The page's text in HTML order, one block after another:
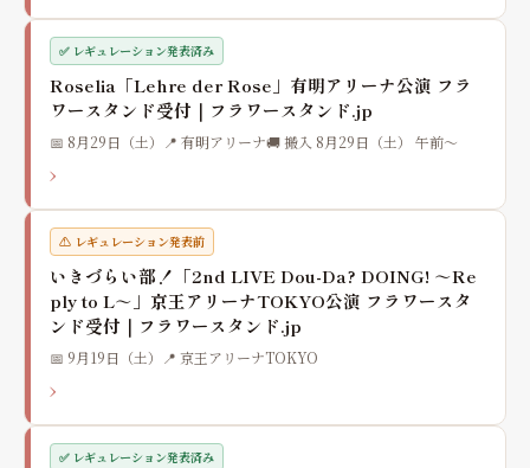
✅ レギュレーション発表済み
Roselia「Lehre der Rose」有明アリーナ公演 フラ
ワースタンド受付｜フラワースタンド.jp
📅 8月29日（土） 📍 有明アリーナ🚚 搬入 8月29日（土） 午前〜
›
⚠️ レギュレーション発表前
いきづらい部！「2nd LIVE Dou-Da? DOING! ～Re
ply to L～」京王アリーナTOKYO公演 フラワースタ
ンド受付｜フラワースタンド.jp
📅 9月19日（土） 📍 京王アリーナTOKYO
›
✅ レギュレーション発表済み